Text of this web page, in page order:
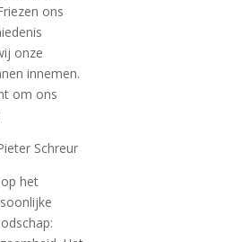
ons
onze
innemen.
om ons
Schreur
het